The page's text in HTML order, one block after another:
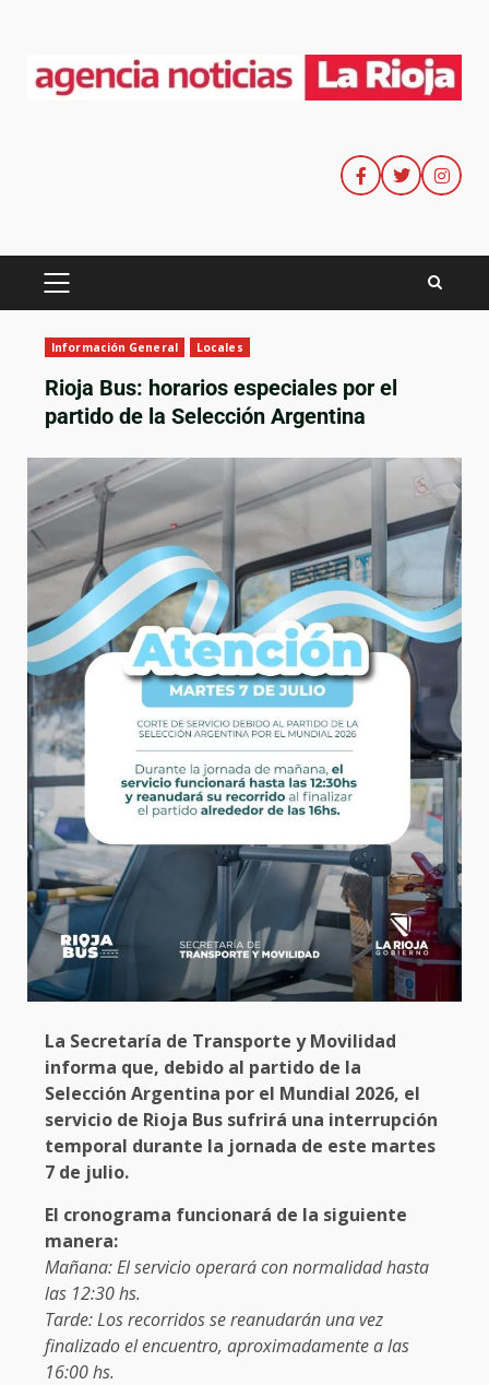
Información General Locales
Rioja Bus: horarios especiales por el
partido de la Selección Argentina
La Secretaría de Transporte y Movilidad
informa que, debido al partido de la
Selección Argentina por el Mundial 2026, el
servicio de Rioja Bus sufrirá una interrupción
temporal durante la jornada de este martes
7 de julio.
El cronograma funcionará de la siguiente
manera:
Mañana: El servicio operará con normalidad hasta
las 12:30 hs.
Tarde: Los recorridos se reanudarán una vez
finalizado el encuentro, aproximadamente a las
16:00 hs.